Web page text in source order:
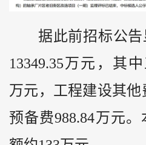
据此前招标公
13349.35万元，其
万元，工程建设其他
预备费988.84万元